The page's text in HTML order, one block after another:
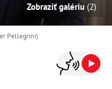
Zobraziť galériu (2)
Pellegrini)